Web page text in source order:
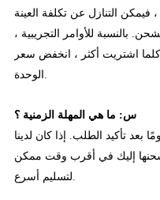
فيمكن التنازل عن تكلفة العينة
بالنسبة للأوامر التجريبية ،
اشتريت أكثر ، انخفض سعر
س: ما هي المهلة الزمنية ؟
النموذجية هي 40 إلى 45 يومًا بعد تأكيد الطلب. إذا كان لدينا
شحنها إليك في أقرب وقت ممكن